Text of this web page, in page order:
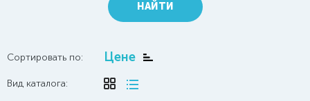
НАЙТИ
Сортировать по: Цене
Вид каталога: